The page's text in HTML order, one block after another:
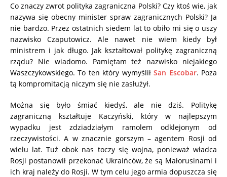
Co znaczy zwrot polityka zagraniczna Polski? Czy ktoś wie, jak
nazywa się obecny minister spraw zagranicznych Polski? Ja
nie bardzo. Przez ostatnich siedem lat to obiło mi się o uszy
nazwisko Czaputowicz. Ale nawet nie wiem kiedy był
ministrem i jak długo. Jak kształtował politykę zagraniczną
rządu? Nie wiadomo. Pamiętam też nazwisko niejakiego
Waszczykowskiego. To ten który wymyśliłSan Escobar. Poza
tą kompromitacją niczym się nie zasłużył.
Można się było śmiać kiedyś, ale nie dziś. Politykę
zagraniczną kształtuje Kaczyński, który w najlepszym
wypadku jest zdziadziałym ramolem odklejonym od
rzeczywistości. A w znacznie gorszym – agentem Rosji od
wielu lat. Tuż obok nas toczy się wojna, ponieważ władca
Rosji postanowił przekonać Ukraińców, że są Małorusinami i
ich kraj należy do Rosji. W tym celu jego armia dopuszcza się